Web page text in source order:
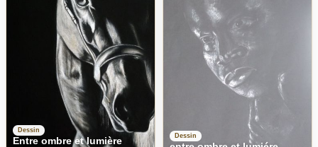
Dessin
Entre ombre et lumière Dessin